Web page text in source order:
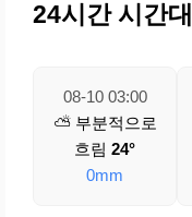
24시간 시간
08-10 03:00
⛅ 부분적으로
흐림 24°
0mm